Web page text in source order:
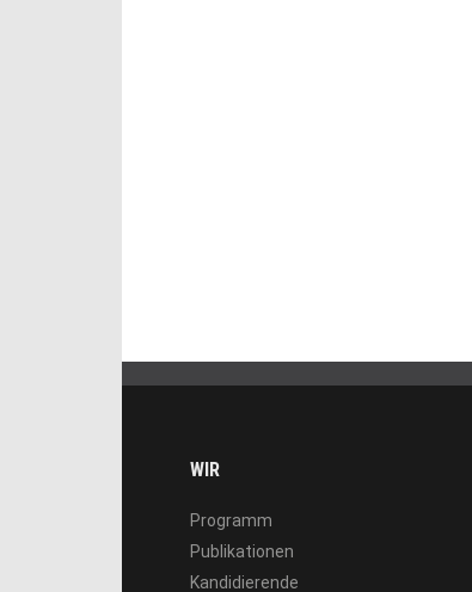
WIR
Programm
Publikationen
Kandidierende